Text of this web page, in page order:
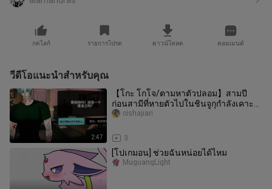
กดไลก์ รายการโปรด ดาวน์โหลด คอมเมนต์
วีดีโอแนะนำสำหรับคุณ
2:47
【โกะ โกโจ/ตามหาตัวปลอม】สามปี
ก่อนสามีที่หายตัวไปในชินจูกุกำลังเคาะ
ประตูอยู่
3
cishajiari
[โปเกมอน] ช่วยฉันหน่อยได้ไหม
MuguangLight